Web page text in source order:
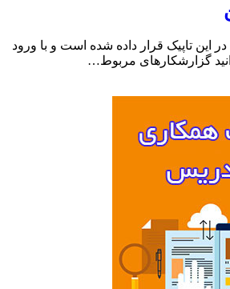
تاپیک قرار داده شده است و با ورود
گزارشکارهای مربوط…